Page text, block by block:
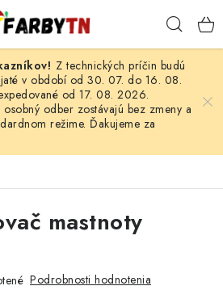
Z technických príčin budú
v období od 30. 07. do 16. 08.
od 17. 08. 2026.
odber zostávajú bez zmeny a
režime. Ďakujeme za
mastnoty
Podrobnosti hodnotenia